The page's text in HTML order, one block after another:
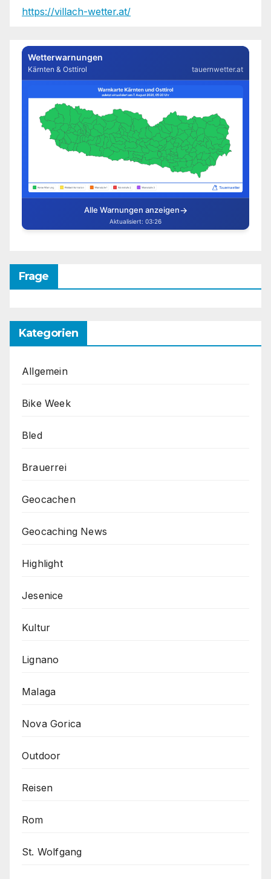
https://villach-wetter.at/
Frage
Kategorien
Allgemein
Bike Week
Bled
Brauerrei
Geocachen
Geocaching News
Highlight
Jesenice
Kultur
Lignano
Malaga
Nova Gorica
Outdoor
Reisen
Rom
St. Wolfgang